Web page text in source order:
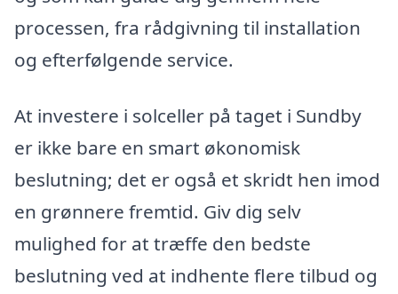
processen, fra rådgivning til installation
og efterfølgende service.
At investere i solceller på taget i Sundby
er ikke bare en smart økonomisk
beslutning; det er også et skridt hen imod
en grønnere fremtid. Giv dig selv
mulighed for at træffe den bedste
beslutning ved at indhente flere tilbud og